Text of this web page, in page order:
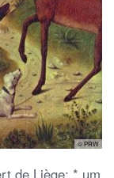
© PRW